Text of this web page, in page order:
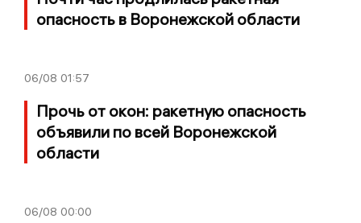
опасность в Воронежской области
06/08 01:57
Прочь от окон: ракетную опасность
объявили по всей Воронежской
области
06/08 00:00